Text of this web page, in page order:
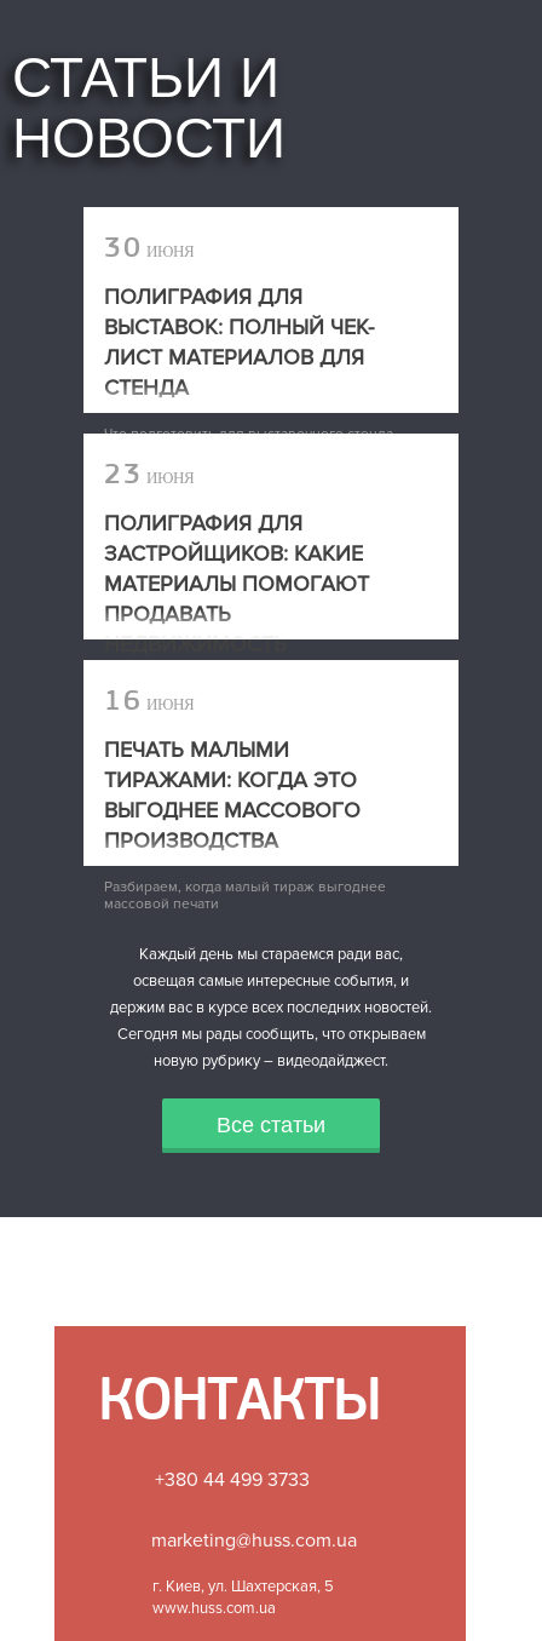
СТАТЬИ И
НОВОСТИ
30 ИЮНЯ
ПОЛИГРАФИЯ ДЛЯ
ВЫСТАВОК: ПОЛНЫЙ ЧЕК-
ЛИСТ МАТЕРИАЛОВ ДЛЯ
СТЕНДА
Что подготовить для выставочного стенда
23 ИЮНЯ
ПОЛИГРАФИЯ ДЛЯ
ЗАСТРОЙЩИКОВ: КАКИЕ
МАТЕРИАЛЫ ПОМОГАЮТ
ПРОДАВАТЬ
НЕДВИЖИМОСТЬ
Какие печатные материалы помогают
застройщикам продавать недвижимость
16 ИЮНЯ
ПЕЧАТЬ МАЛЫМИ
ТИРАЖАМИ: КОГДА ЭТО
ВЫГОДНЕЕ МАССОВОГО
ПРОИЗВОДСТВА
Разбираем, когда малый тираж выгоднее
массовой печати
Каждый день мы стараемся ради вас,
освещая самые интересные события, и
держим вас в курсе всех последних новостей.
Сегодня мы рады сообщить, что открываем
новую рубрику – видеодайджест.
Все статьи
КОНТАКТЫ
+380 44 499 3733
marketing@huss.com.ua
г. Киев, ул. Шахтерская, 5
www.huss.com.ua